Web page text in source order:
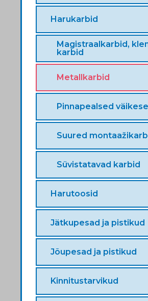
Harukarbid
Magistraalkarbid,
karbid
Metallkarbid
Pinnapealsed
Suured
Süvistatavad karbid
Harutoosid
Jätkupesad ja pistikud
Jõupesad ja pistikud
Kinnitustarvikud